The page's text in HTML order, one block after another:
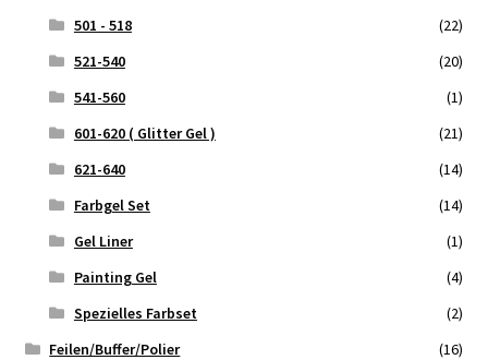
501 - 518
(22)
521-540
(20)
541-560
(1)
601-620 ( Glitter Gel )
(21)
621-640
(14)
Farbgel Set
(14)
Gel Liner
(1)
Painting Gel
(4)
Spezielles Farbset
(2)
Feilen/Buffer/Polier
(16)